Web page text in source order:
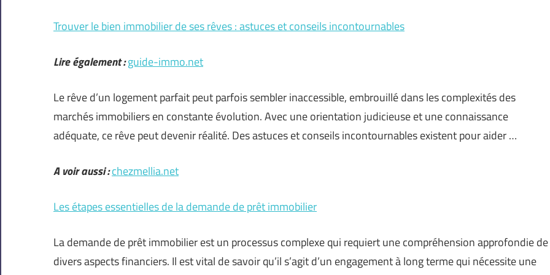
Trouver le bien immobilier de ses rêves : astuces et conseils incontournables
Lire également :guide-immo.net
Le rêve d’un logement parfait peut parfois sembler inaccessible, embrouillé dans les complexités des
marchés immobiliers en constante évolution. Avec une orientation judicieuse et une connaissance
adéquate, ce rêve peut devenir réalité. Des astuces et conseils incontournables existent pour aider …
A voir aussi :chezmellia.net
Les étapes essentielles de la demande de prêt immobilier
La demande de prêt immobilier est un processus complexe qui requiert une compréhension approfondie de
divers aspects financiers. Il est vital de savoir qu’il s’agit d’un engagement à long terme qui nécessite une